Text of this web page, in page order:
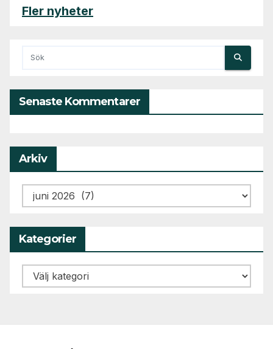
Fler nyheter
Senaste Kommentarer
Arkiv
Arkiv
Kategorier
Kategorier